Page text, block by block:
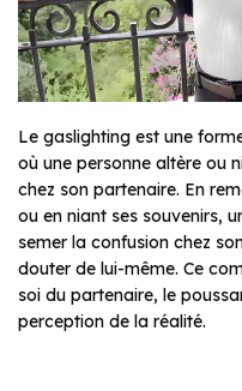
Le gaslighting est une
où une personne altère ou
chez son partenaire. En
ou en niant ses souvenirs,
semer la confusion chez
douter de lui-même. Ce
soi du partenaire, le
perception de la réalité.